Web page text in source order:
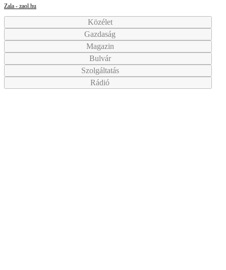
Zala - zaol.hu
Közélet
Gazdaság
Magazin
Bulvár
Szolgáltatás
Rádió